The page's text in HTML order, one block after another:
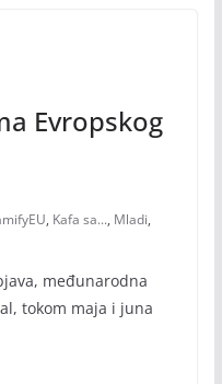
Evropskog
, Kafa sa..., Mladi,
međunarodna
tokom maja i juna